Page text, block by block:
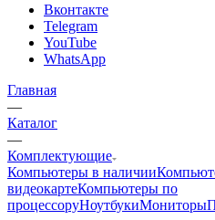
Вконтакте
Telegram
YouTube
WhatsApp
Главная
—
Каталог
—
Комплектующие
Компьютеры в наличии
видеокартеКомпьютеры по
процессоруНоутбукиМониторы